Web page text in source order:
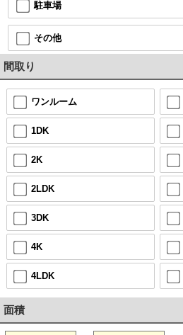
駐車場
その他
間取り
ワンルーム
1DK
2K
2LDK
3DK
4K
4LDK
面積